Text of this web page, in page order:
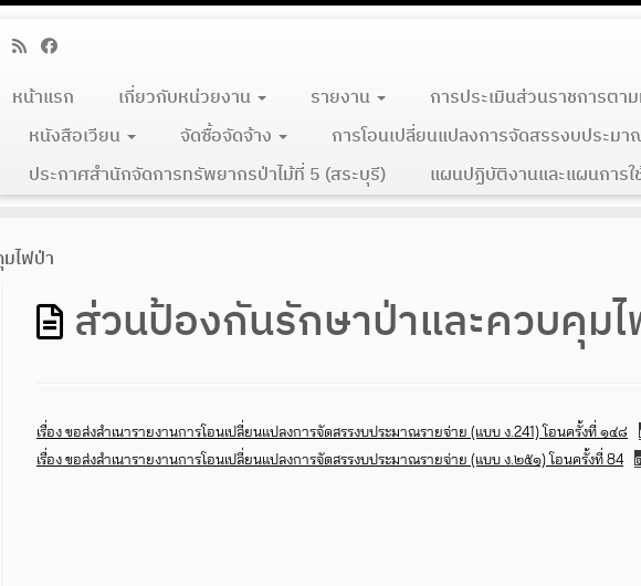
หน้าแรก เกี่ยวกับหน่วยงาน รายงาน
การประเมินส่วนราชการต
หนังสือเวียน
จัดซื้อจัดจ้าง
การโอนเปลี่ยนแปลงการจัดสรรงบประม
ประกาศสำนักจัดการทรัพยากรป่าไม้ที่ 5 (สระบุรี)
แผนปฏิบัติงานและแผนการ
ไฟป่า
ส่วนป้องกันรักษาป่าและควบคุม
เรื่อง ขอส่งสำเนารายงานการโอนเปลี่ยนแปลงการจัดสรรงบประมาณรายจ่าย (แบบ ง.241) โอนครั้งที่ ๑๔๘
เรื่อง ขอส่งสำเนารายงานการโอนเปลี่ยนแปลงการจัดสรรงบประมาณรายจ่าย (แบบ ง.๒๕๑) โอนครั้งที่ 84